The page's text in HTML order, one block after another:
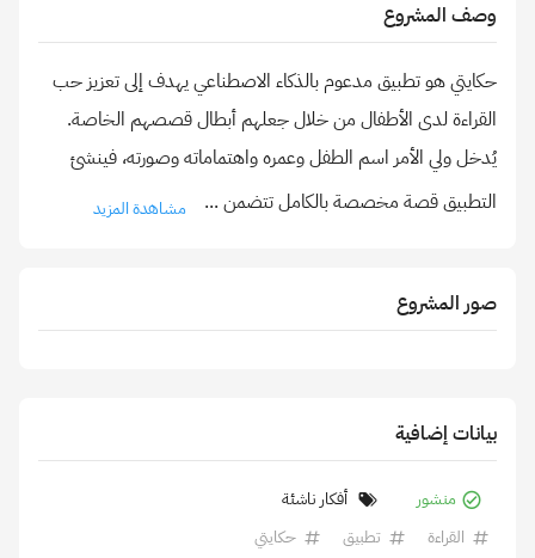
وصف المشروع
حكايتي هو تطبيق مدعوم بالذكاء الاصطناعي يهدف إلى تعزيز حب
القراءة لدى الأطفال من خلال جعلهم أبطال قصصهم الخاصة.
يُدخل ولي الأمر اسم الطفل وعمره واهتماماته وصورته، فينشئ
التطبيق قصة مخصصة بالكامل تتضمن ... مشاهدة المزيد
صور المشروع
بيانات إضافية
منشور
أفكار ناشئة
القراءة
تطبيق
حكايتي